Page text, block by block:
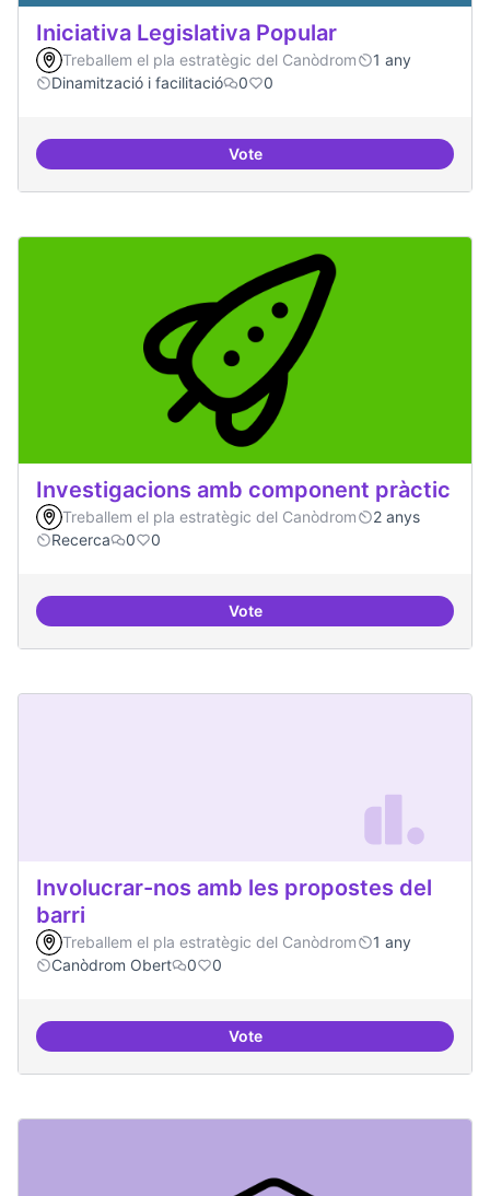
Iniciativa Legislativa Popular
Treballem el pla estratègic del Canòdrom
1 any
Dinamització i facilitació
0 0
VoteIniciativa Legislativa Popular
Investigacions amb component pràctic
Treballem el pla estratègic del Canòdrom
2 anys
Recerca
0 0
VoteInvestigacions amb component
Involucrar-nos amb les propostes del
barri
Treballem el pla estratègic del Canòdrom
1 any
Canòdrom Obert
0 0
VoteInvolucrar-nos amb les